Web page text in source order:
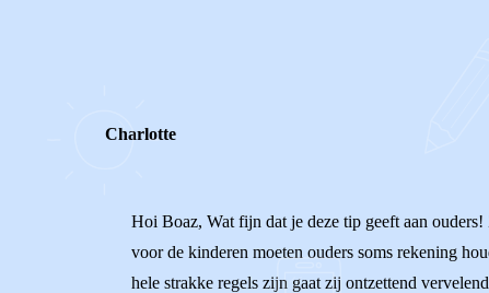
Charlotte
Hoi Boaz, Wat fijn dat je deze tip geeft aan
voor de kinderen moeten ouders soms rekening
hele strakke regels zijn gaat zij ontzettend